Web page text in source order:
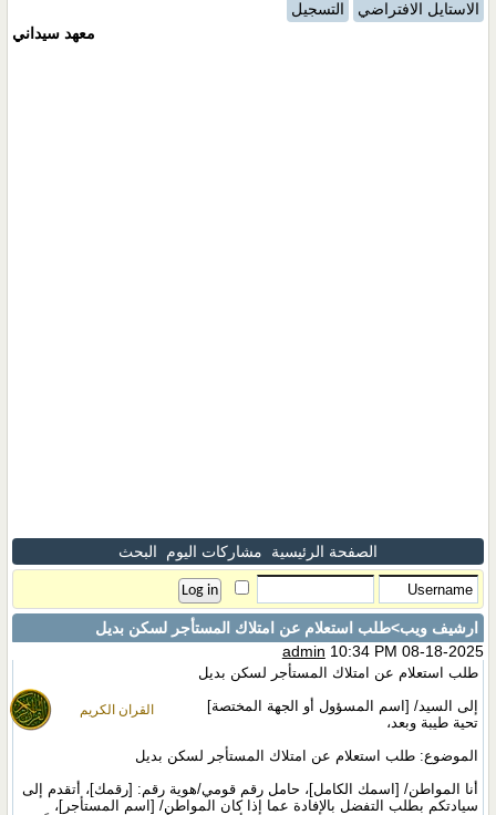
القران الكريم
الاستايل الافتراضي
التسجيل
معهد سيداني
الصفحة الرئيسية مشاركات اليوم البحث
ارشيف ويب>طلب استعلام عن امتلاك المستأجر لسكن بديل
admin 10:34 PM 08-18-2025
طلب استعلام عن امتلاك المستأجر لسكن بديل
إلى السيد/ [اسم المسؤول أو الجهة المختصة]
تحية طيبة وبعد،
الموضوع: طلب استعلام عن امتلاك المستأجر لسكن بديل
أنا المواطن/ [اسمك الكامل]، حامل رقم قومي/هوية رقم: [رقمك]، أتقدم إلى
سيادتكم بطلب التفضل بالإفادة عما إذا كان المواطن/ [اسم المستأجر]،